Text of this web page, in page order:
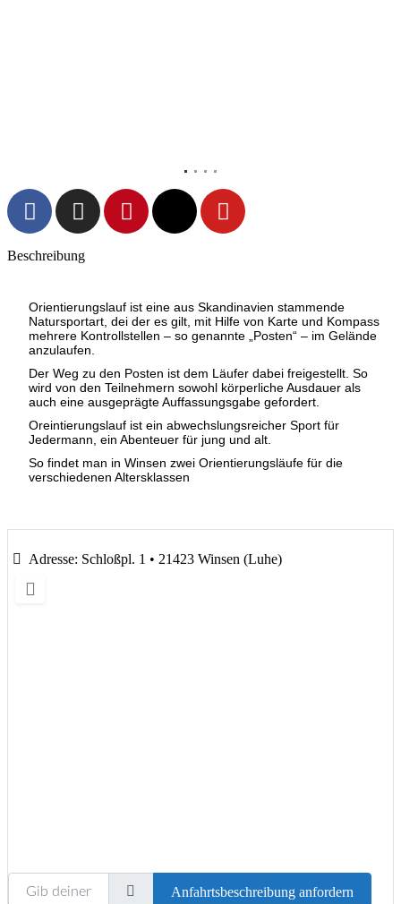
Beschreibung
Orientierungslauf ist eine aus Skandinavien stammende
Natursportart, dei der es gilt, mit Hilfe von Karte und Kompass
mehrere Kontrollstellen – so genannte „Posten“ – im Gelände
anzulaufen.
Der Weg zu den Posten ist dem Läufer dabei freigestellt. So
wird von den Teilnehmern sowohl körperliche Ausdauer als
auch eine ausgeprägte Auffassungsgabe gefordert.
Oreintierungslauf ist ein abwechslungsreicher Sport für
Jedermann, ein Abenteuer für jung und alt.
So findet man in Winsen zwei Orientierungsläufe für die
verschiedenen Altersklassen
Adresse: Schloßpl. 1 • 21423 Winsen (Luhe)
Gib deinen Standort ein.
Anfahrtsbeschreibung anfordern